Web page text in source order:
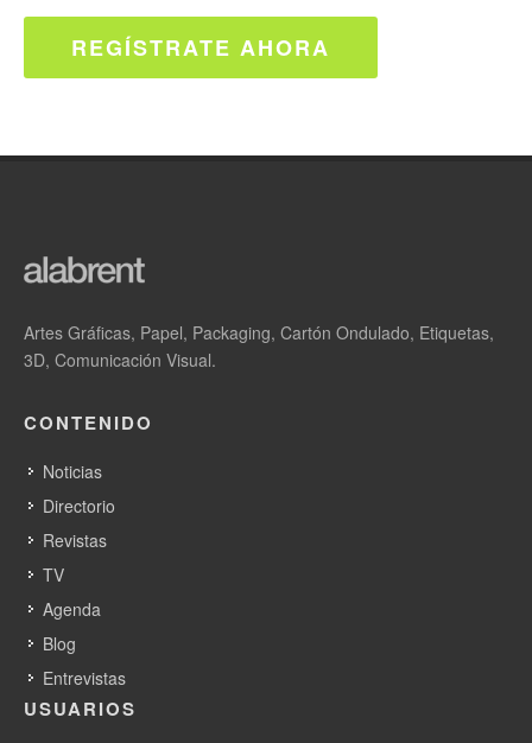
REGÍSTRATE AHORA
Artes Gráficas, Papel, Packaging, Cartón Ondulado, Etiquetas,
3D, Comunicación Visual.
CONTENIDO
Noticias
Directorio
Revistas
TV
Agenda
Blog
Entrevistas
USUARIOS